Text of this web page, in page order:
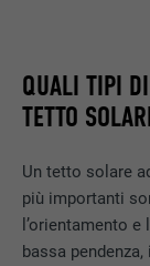
QUALI TIPI
TETTO
Un tetto solare
più importanti
l’orientamento
bassa